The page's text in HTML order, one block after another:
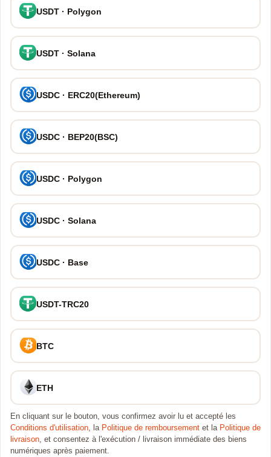
USDT · Polygon
USDT · Solana
USDC · ERC20(Ethereum)
USDC · BEP20(BSC)
USDC · Polygon
USDC · Solana
USDC · Base
USDT-TRC20
BTC
ETH
En cliquant sur le bouton, vous confirmez avoir lu et accepté les
Conditions d'utilisation, la Politique de remboursement et la Politique de
livraison, et consentez à l'exécution / livraison immédiate des biens
numériques après paiement.